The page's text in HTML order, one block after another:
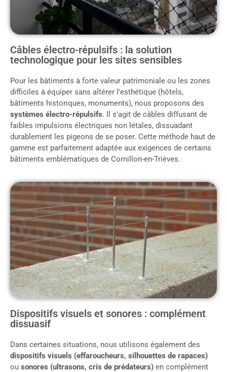
Câbles électro-répulsifs : la solution
technologique pour les sites sensibles
Pour les bâtiments à forte valeur patrimoniale ou les zones
difficiles à équiper sans altérer l’esthétique (hôtels,
bâtiments historiques, monuments), nous proposons des
systèmes électro-répulsifs. Il s’agit de câbles diffusant de
faibles impulsions électriques non létales, dissuadant
durablement les pigeons de se poser. Cette méthode haut de
gamme est parfaitement adaptée aux exigences de certains
bâtiments emblématiques de Cornillon-en-Trièves.
Dispositifs visuels et sonores : complément
dissuasif
Dans certaines situations, nous utilisons également des
dispositifs visuels (effaroucheurs, silhouettes de rapaces)
ou sonores (ultrasons, cris de prédateurs) en complément